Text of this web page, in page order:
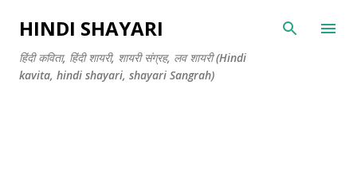
सीधे मुख्य सामग्री पर जाएं
HINDI SHAYARI
हिंदी कविता, हिंदी शायरी, शायरी संग्रह, लव शायरी (Hindi
kavita, hindi shayari, shayari Sangrah)